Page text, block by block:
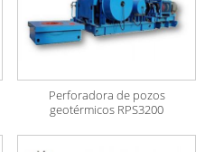
Perforadora de pozos
geotérmicos RPS3200